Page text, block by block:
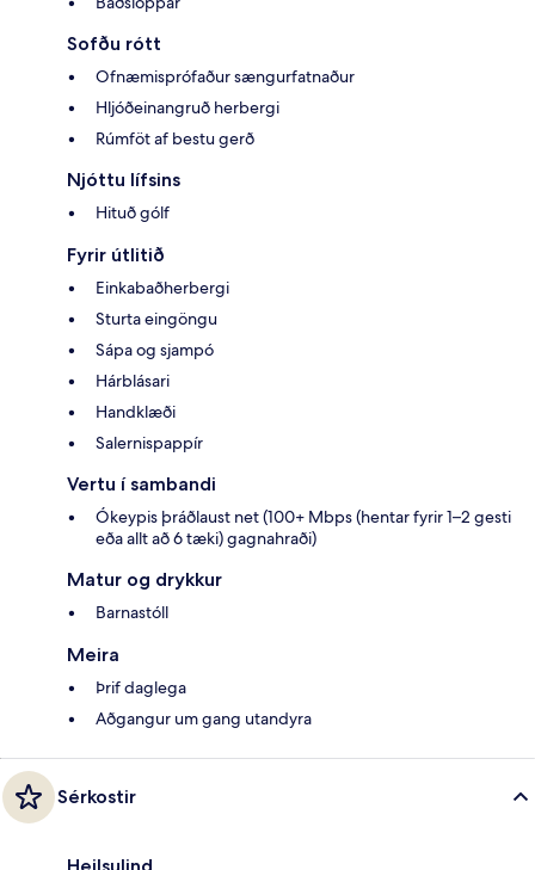
Sofðu rótt
Ofnæmisprófaður sængurfatnaður
Hljóðeinangruð herbergi
Rúmföt af bestu gerð
Njóttu lífsins
Hituð gólf
Fyrir útlitið
Einkabaðherbergi
Sturta eingöngu
Sápa og sjampó
Hárblásari
Handklæði
Salernispappír
Vertu í sambandi
Ókeypis þráðlaust net (100+ Mbps (hentar fyrir 1–2 gesti
eða allt að 6 tæki) gagnahraði)
Matur og drykkur
Barnastóll
Meira
Þrif daglega
Aðgangur um gang utandyra
Sérkostir